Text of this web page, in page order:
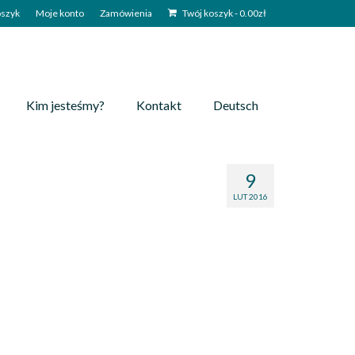
Moje konto Zamówienia Twój koszyk-0.00zł
Kim jesteśmy? Kontakt Deutsch
9
LUT 2016